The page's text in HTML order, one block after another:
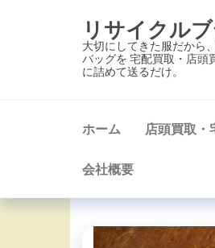
リサイクル
大切にしてきた服だから
バッグを 宅配買取・店頭
に詰めて送るだけ。
ホーム 店頭買取・
会社概要